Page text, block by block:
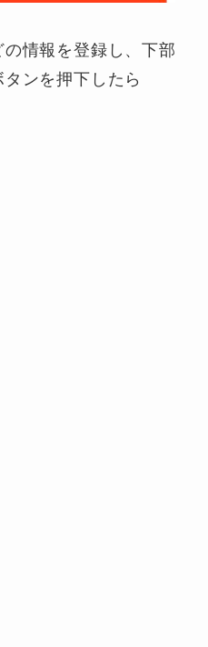
情報を登録し、下部
ンを押下したら